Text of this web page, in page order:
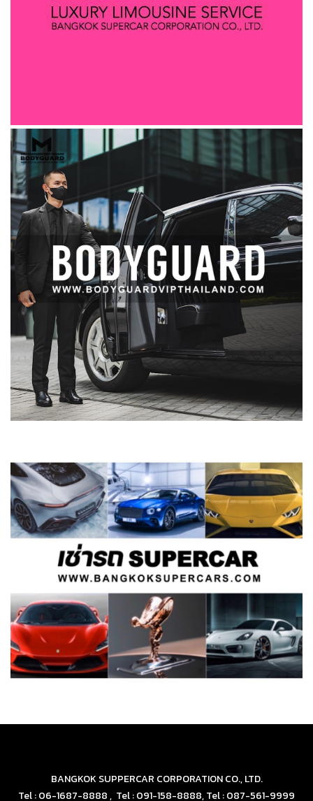
BANGKOK SUPPERCAR CORPORATION CO., LTD.
Tel : 06-1687-8888 , Tel : 091-158-8888, Tel : 087-561-9999